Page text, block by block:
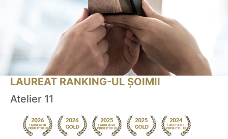
LAUREAT RANKING-UL ȘOIMII
Atelier 11